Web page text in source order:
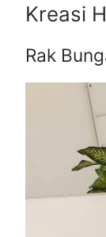
Kreasi
Rak